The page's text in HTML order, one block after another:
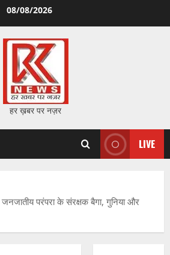
08/08/2026
हर ख़बर पर नज़र
LIVE
परंपरा के संरक्षक बैगा, गुनिया और